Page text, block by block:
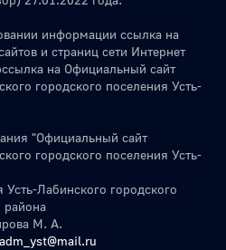
информации ссылка на
и страниц сети Интернет
на Официальный сайт
городского поселения Усть-
"Официальный сайт
городского поселения Усть-
Лабинского городского
района
М. А.
adm_yst@mail.ru